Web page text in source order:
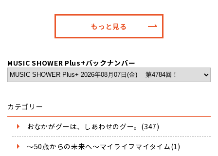
もっと見る
MUSIC SHOWER Plus+バックナンバー
カテゴリー
おなかがグーは、しあわせのグー。(347)
～50歳からの未来へ～マイライフマイタイム(1)